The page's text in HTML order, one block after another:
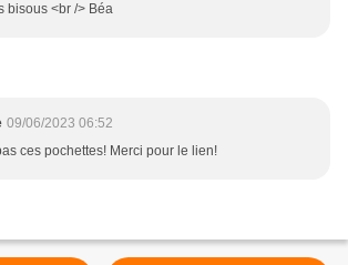
bisous <br /> Béa
09/06/2023 06:52
ces pochettes! Merci pour le lien!